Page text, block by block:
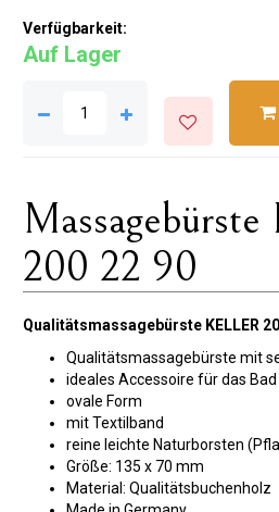
Verfügbarkeit:
Auf Lager
200 22 90
Qualitätsmassagebürste KELLER
Qualitätsmassagebürste mit
ideales Accessoire für das Bad
ovale Form
mit Textilband
reine leichte Naturborsten
Größe: 135 x 70 mm
Material: Qualitätsbuchenholz